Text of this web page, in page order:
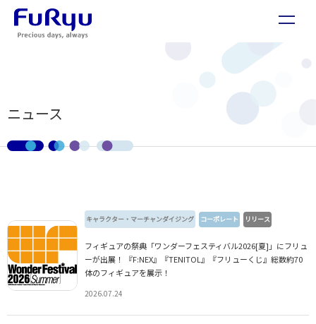
ニュース
キャラクター・マーチャンダイジング コーポレート リリース
フィギュアの祭典「ワンダーフェスティバル2026[夏]」にフリュ
ーが出展！ 『F:NEX』『TENITOL』『フリューくじ』総数約70
体のフィギュアを展示！
2026.07.24